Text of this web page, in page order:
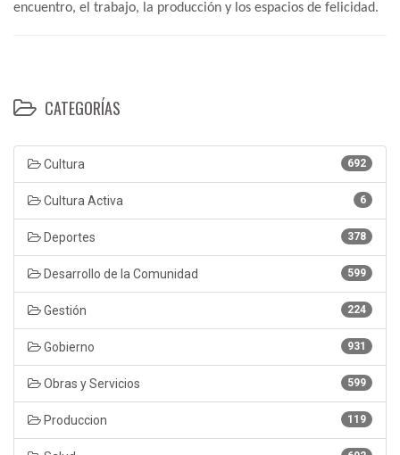
encuentro, el trabajo, la producción y los espacios de felicidad.
CATEGORÍAS
692
Cultura
6
Cultura Activa
378
Deportes
599
Desarrollo de la Comunidad
224
Gestión
931
Gobierno
599
Obras y Servicios
119
Produccion